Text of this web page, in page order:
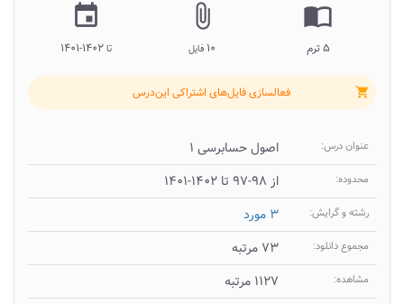
import_contacts
۵ ترم
attach_file
۱۰ فایل
insert_invitation
تا۱۴۰۲-۱۴۰۱
shopping_cart فعالسازی فایل‌های اشتراکی این‌درس
عنوان درس: اصول حسابرسی ۱
محدوده: از ۹۸-۹۷ تا ۱۴۰۲-۱۴۰۱
رشته و گرایش: ۳ مورد
مجموع دانلود: ۷۳ مرتبه
مشاهده: ۱۱۲۷ مرتبه